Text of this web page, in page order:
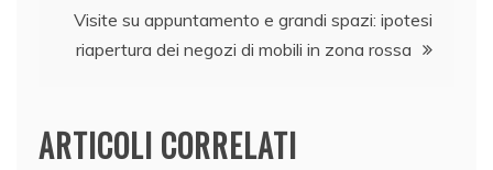
k
Visite su appuntamento e grandi spazi: ipotesi
riapertura dei negozi di mobili in zona rossa
ARTICOLI CORRELATI